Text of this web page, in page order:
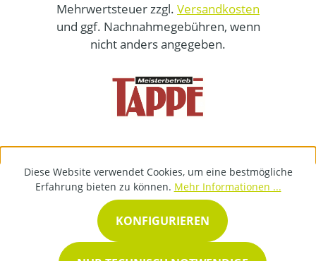
Mehrwertsteuer zzgl. Versandkosten
und ggf. Nachnahmegebühren, wenn
nicht anders angegeben.
Diese Website verwendet Cookies, um eine bestmögliche
Erfahrung bieten zu können. Mehr Informationen ...
KONFIGURIEREN